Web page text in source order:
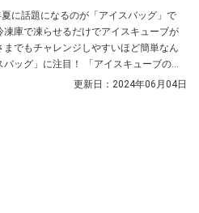
に話題になるのが「アイスバッグ」で
庫で凍らせるだけでアイスキューブが
でもチャレンジしやすいほど簡単なん
ッグ」に注目！ 「アイスキューブの取
どの気になる疑問を、実際にアイスキュ
更新日： 2024年06月04日